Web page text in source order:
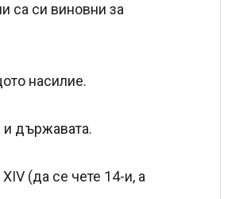
са си виновни за
насилие.
и държавата.
(да се чете 14-и, а